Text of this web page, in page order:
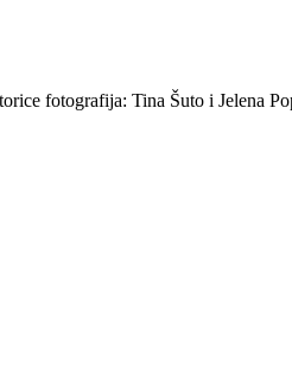
fotografija: Tina Šuto i Jelena